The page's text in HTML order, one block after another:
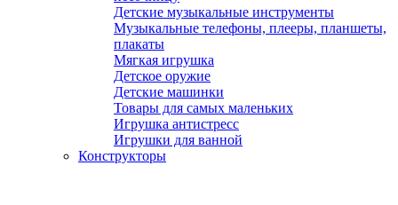
Детские музыкальные инструменты
Музыкальные телефоны, плееры, планшеты,
плакаты
Мягкая игрушка
Детское оружие
Детские машинки
Товары для самых маленьких
Игрушка антистресс
Игрушки для ванной
Конструкторы